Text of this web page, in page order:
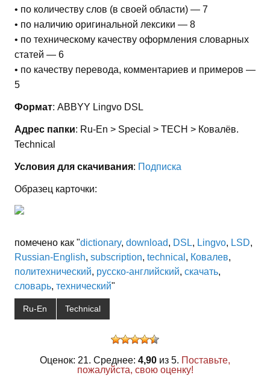
• по количеству слов (в своей области) — 7
• по наличию оригинальной лексики — 8
• по техническому качеству оформления словарных
статей — 6
• по качеству перевода, комментариев и примеров —
5
Формат: ABBYY Lingvo DSL
Адрес папки: Ru-En > Special > TECH > Ковалёв.
Technical
Условия для скачивания: Подписка
Образец карточки:
помечено как "dictionary, download, DSL, Lingvo, LSD,
Russian-English, subscription, technical , Ковалев,
политехнический, русско-английский, скачать,
словарь, технический"
Ru-En Technical
Оценок: 21. Среднее: 4,90 из 5. Поставьте,
пожалуйста, свою оценку!